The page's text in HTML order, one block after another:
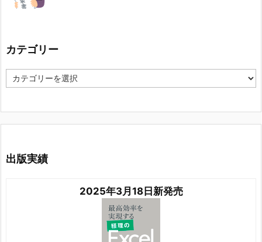
カテゴリー
カ
テ
リ
ー
出版実績
2025年3月18日新発売